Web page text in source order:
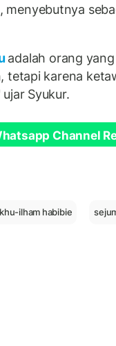
menyebutnya
adalah orang
tetapi karena
Syukur.
Channel
ilham habibie